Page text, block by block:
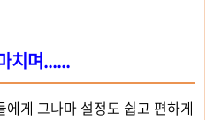
치며......
게 그나마 설정도 쉽고 편하게